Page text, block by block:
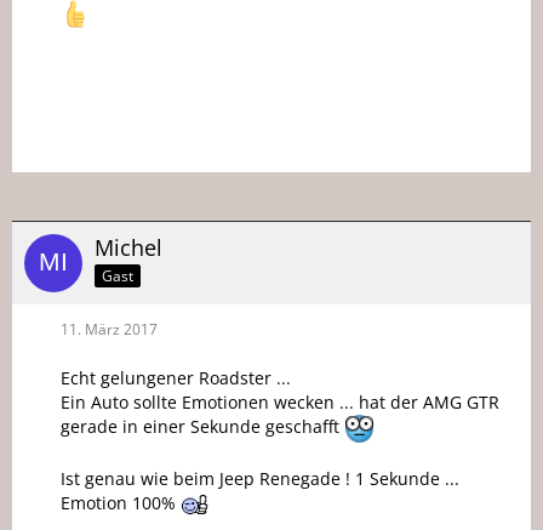
Michel
Gast
11. März 2017
Echt gelungener Roadster ...
Ein Auto sollte Emotionen wecken ... hat der AMG GTR
gerade in einer Sekunde geschafft
Ist genau wie beim Jeep Renegade ! 1 Sekunde ...
Emotion 100%